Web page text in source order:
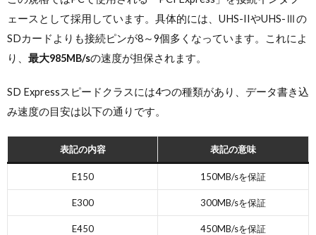
ェースとして採用しています。具体的には、UHS-IIやUHS-Ⅲの
SDカードよりも接続ピンが8～9個多くなっています。これによ
り、 最大985MB/sの速度が担保されます。
SD Expressスピードクラスには4つの種類があり、データ書き込
み速度の目安は以下の通りです。
表記の内容 表記の意味
E150 150MB/sを保証
E300 300MB/sを保証
E450 450MB/sを保証